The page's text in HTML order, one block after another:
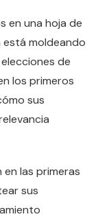
en una hoja de
está moldeando
de
los primeros
sus
las primeras
sus